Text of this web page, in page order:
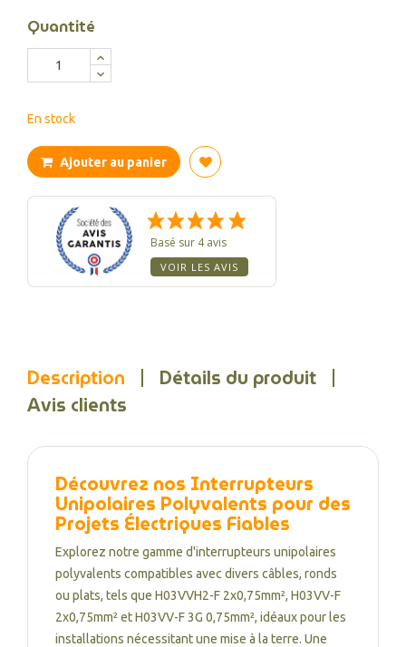
Quantité
En stock
Ajouter au panier
Basé sur 4 avis
VOIR LES AVIS
Description
Détails du produit
Avis clients
Découvrez nos Interrupteurs
Unipolaires Polyvalents pour des
Projets Électriques Fiables
Explorez notre gamme d'interrupteurs unipolaires
polyvalents compatibles avec divers câbles, ronds
ou plats, tels que H03VVH2-F 2x0,75mm², H03VV-F
2x0,75mm² et H03VV-F 3G 0,75mm², idéaux pour les
installations nécessitant une mise à la terre. Une